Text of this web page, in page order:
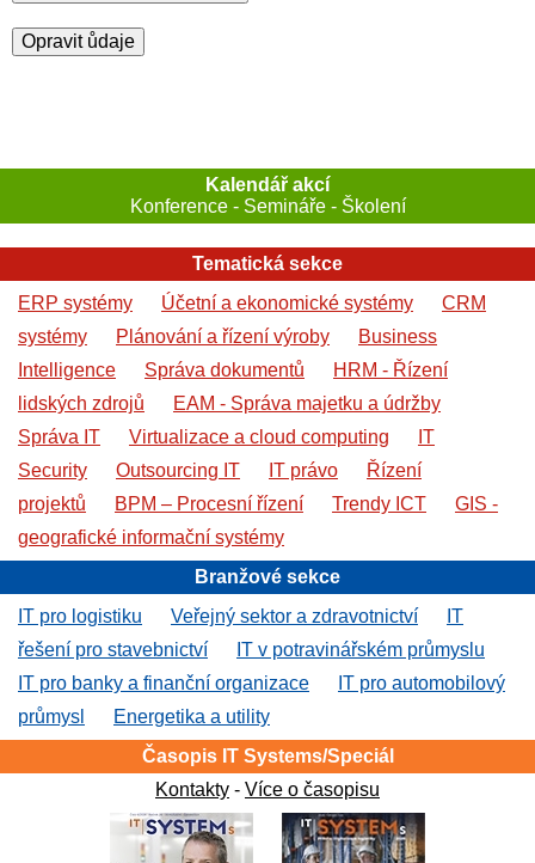
Opravit ůdaje
Kalendář akcí
Konference - Semináře - Školení
Tematická sekce
ERP systémy
Účetní a ekonomické systémy
CRM
systémy
Plánování a řízení výroby
Business
Intelligence
Správa dokumentů
HRM - Řízení
lidských zdrojů
EAM - Správa majetku a údržby
Správa IT
Virtualizace a cloud computing
IT
Security
Outsourcing IT IT právo
Řízení
projektů
BPM – Procesní řízení Trendy ICT
GIS -
geografické informační systémy
Branžové sekce
IT pro logistiku
Veřejný sektor a zdravotnictví
IT
řešení pro stavebnictví
IT v potravinářském průmyslu
IT pro banky a finanční organizace
IT pro automobilový
průmysl
Energetika a utility
Časopis IT Systems/Speciál
Kontakty - Více o časopisu